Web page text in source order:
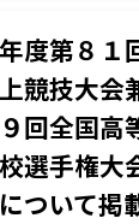
度第８１
競技大会
回全国高
選手権大
ついて掲